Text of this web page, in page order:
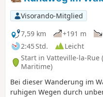
reichen Geschichte. Der
Eichen und Buchen
beruhigende Atmosphäre.
unbedingt eine Pause
und die Stille des Waldes
der Vögel unterbrochen
weiter zum Rond du Loup,
zusammenlaufen und
umliegenden Gebirge
Visorando-Mitglied
7,59 km
+191 m
2:45 Std.
Leicht
Start in Vatteville-la-Rue
Maritime)
Bei dieser Wanderung im
ruhigen Wegen durch